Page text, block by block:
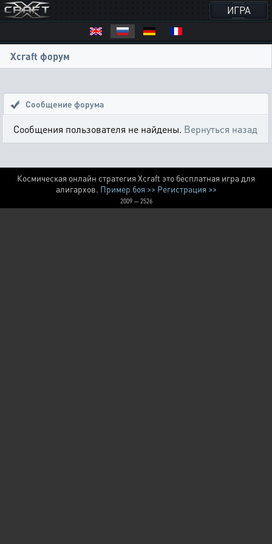
ИГРА
Xcraft форум
Сообщение форума
Сообщения пользователя не найдены. Вернуться назад
Космическая онлайн стратегия Xcraft это бесплатная игра для
алигархов. Пример боя >> Регистрация >>
2009 — 2526